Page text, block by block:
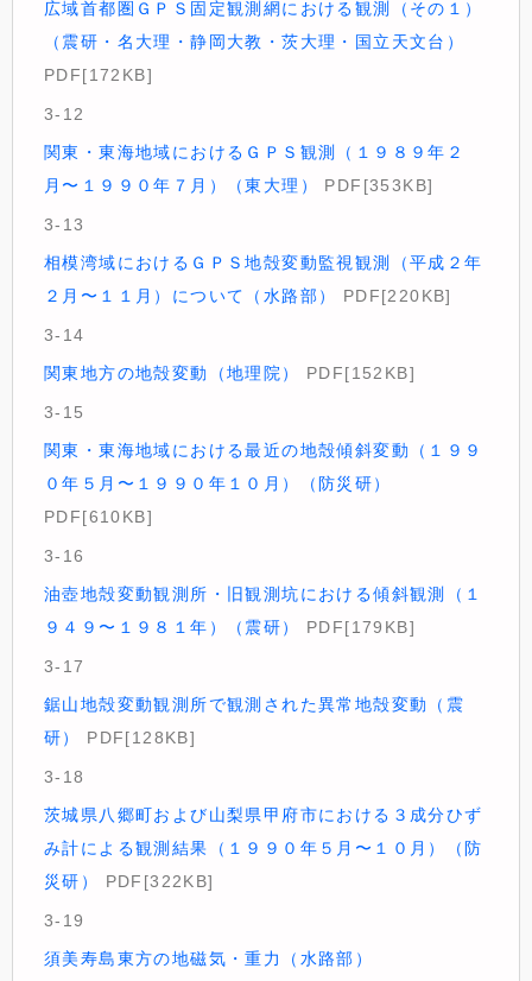
広域首都圏ＧＰＳ固定観測網における観測（その１）
（震研・名大理・静岡大教・茨大理・国立天文台）
PDF[172KB]
3-12
関東・東海地域におけるＧＰＳ観測（１９８９年２
月〜１９９０年７月）（東大理）
PDF[353KB]
3-13
相模湾域におけるＧＰＳ地殻変動監視観測（平成２年
２月〜１１月）について（水路部）
PDF[220KB]
3-14
関東地方の地殻変動（地理院）
PDF[152KB]
3-15
関東・東海地域における最近の地殻傾斜変動（１９９
０年５月〜１９９０年１０月）（防災研）
PDF[610KB]
3-16
油壺地殻変動観測所・旧観測坑における傾斜観測（１
９４９〜１９８１年）（震研）
PDF[179KB]
3-17
鋸山地殻変動観測所で観測された異常地殻変動（震
研）
PDF[128KB]
3-18
茨城県八郷町および山梨県甲府市における３成分ひず
み計による観測結果（１９９０年５月〜１０月）（防
災研）
PDF[322KB]
3-19
須美寿島東方の地磁気・重力（水路部）